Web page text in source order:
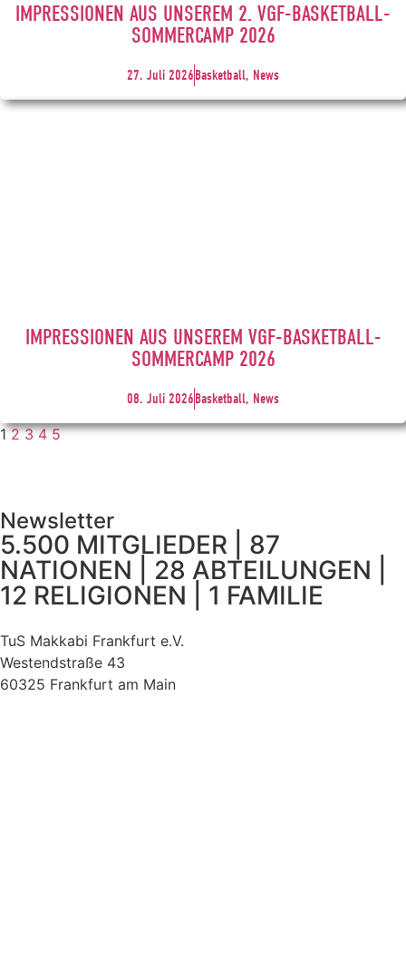
IMPRESSIONEN AUS UNSEREM 2. VGF-BASKETBALL-
SOMMERCAMP 2026
27. Juli 2026Basketball, News
IMPRESSIONEN AUS UNSEREM VGF-BASKETBALL-
SOMMERCAMP 2026
08. Juli 2026Basketball, News
1 2 3 4 5
Newsletter
5.500 MITGLIEDER | 87
NATIONEN | 28 ABTEILUNGEN |
12 RELIGIONEN | 1 FAMILIE
TuS Makkabi Frankfurt e.V.
Westendstraße 43
60325 Frankfurt am Main